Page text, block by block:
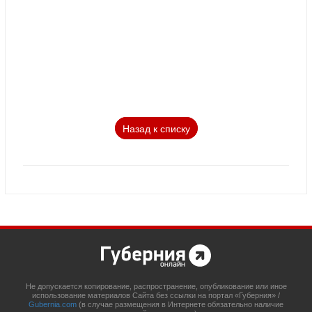
Назад к списку
Не допускается копирование, распространение, опубликование или иное
использование материалов Сайта без ссылки на портал «Губерния» /
Gubernia.com (в случае размещения в Интернете обязательно наличие